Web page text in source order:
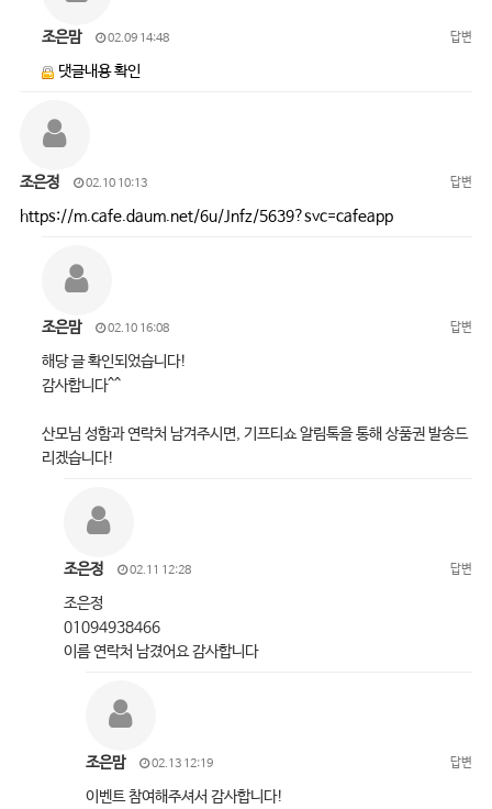
조은맘 02.09 14:48 답변
댓글내용 확인
조은정 02.10 10:13 답변
https://m.cafe.daum.net/6u/Jnfz/5639?svc=cafeapp
조은맘 02.10 16:08 답변
해당 글 확인되었습니다!
감사합니다^^
산모님 성함과 연락처 남겨주시면, 기프티쇼 알림톡을 통해 상품권 발송드
리겠습니다!
조은정 02.11 12:28 답변
조은정
01094938466
이름 연락처 남겼어요 감사합니다
조은맘 02.13 12:19 답변
이벤트 참여해주셔서 감사합니다!